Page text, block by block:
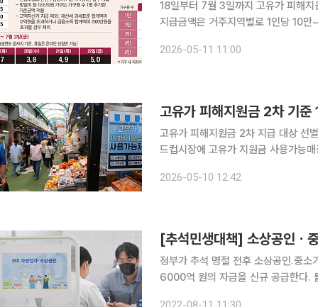
18일부터 7월 3일까지 고유가 피해
지급금액은 거주지역별로 1인당 10만~25만이다. 윤호중 행정안전부 장관
관은 “지난달 27일부터 지급된 1차
2026-05-11 11:00
고유가 피해지원금 2차 기
고유가 피해지원금 2차 지급 대상 선
드컵시장에 고유가 지원금 사용가능
정이다. 지급 금액은 수도권 거주자의
2026-05-10 12:42
[추석민생대책] 소상공인ㆍ
정부가 추석 명절 전후 소상공인.중
6000억 원의 자금을 신규 공급한다. 물가 상승으로 생계비 부담이 커진 취약계층을 위해서는 알뜰